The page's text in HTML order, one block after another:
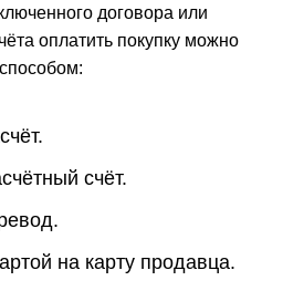
договора или
оплатить покупку можно
счёт.
на карту продавца.